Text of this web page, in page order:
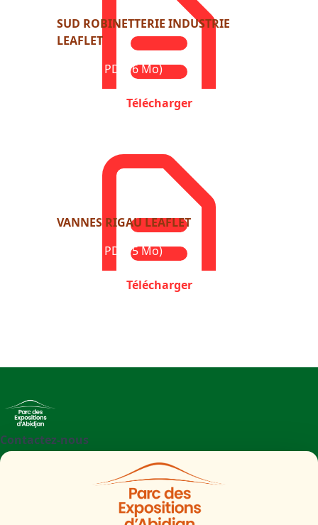
SUD ROBINETTERIE INDUSTRIE
LEAFLET
Format : PDF (6 Mo)
Télécharger
VANNES RIGAU LEAFLET
Format : PDF (5 Mo)
Télécharger
Contactez-nous
Parc des Expositions d'Abidjan - Boulevard de l'aéroport